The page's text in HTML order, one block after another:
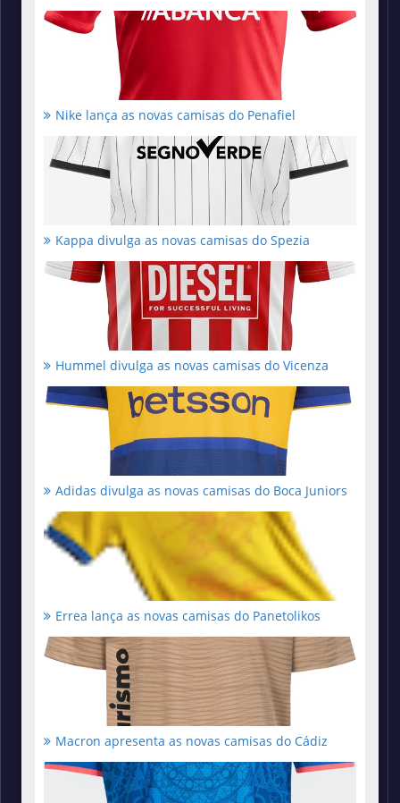
Nike lança as novas camisas do Penafiel
Kappa divulga as novas camisas do Spezia
Hummel divulga as novas camisas do Vicenza
Adidas divulga as novas camisas do Boca Juniors
Errea lança as novas camisas do Panetolikos
Macron apresenta as novas camisas do Cádiz